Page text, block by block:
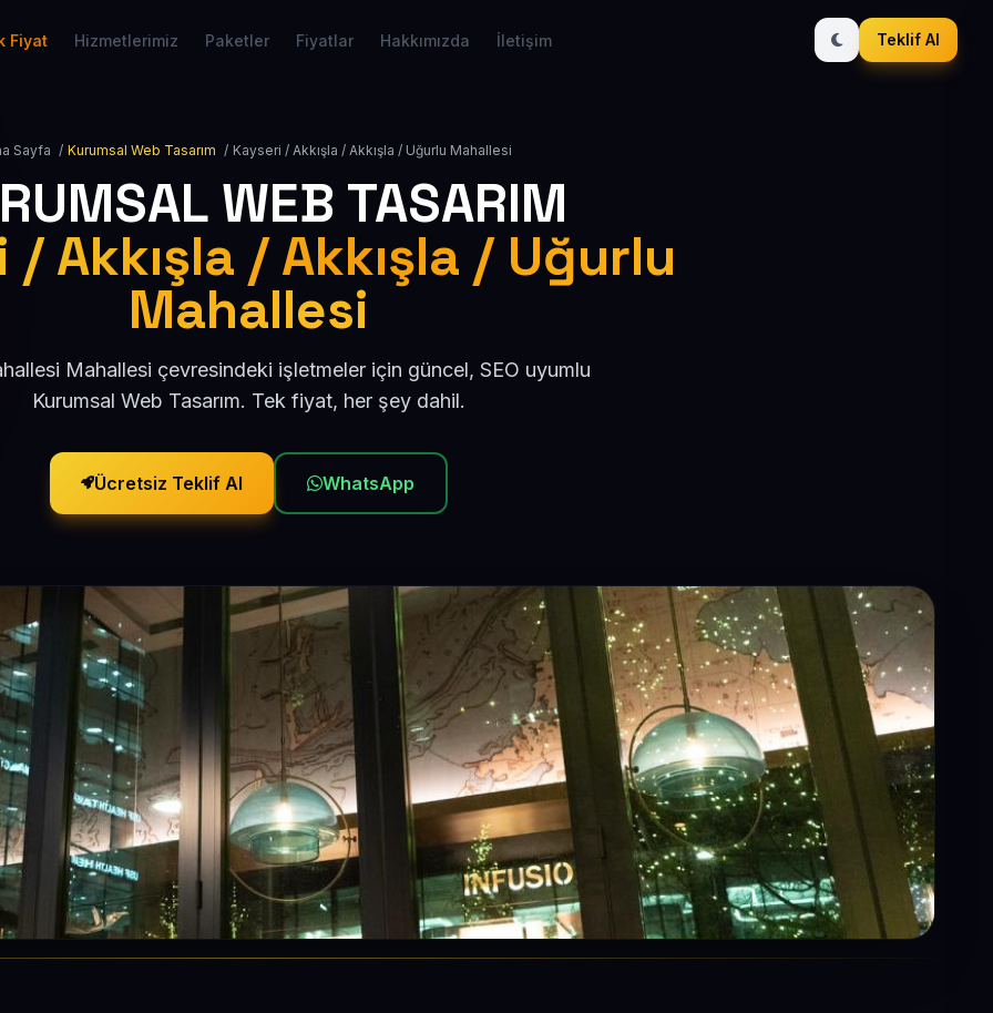
Fiyat Hizmetlerimiz Paketler Fiyatlar Hakkımızda İletişim Teklif Al
Sayfa / Kurumsal Web Tasarım / Kayseri / Akkışla / Akkışla / Uğurlu Mahallesi
WEB TASARIM
Akkışla / Akkışla / Uğurlu
Mahallesi
Mahallesi çevresindeki işletmeler için güncel, SEO uyumlu
Kurumsal Web Tasarım. Tek fiyat, her şey dahil.
Ücretsiz Teklif Al WhatsApp